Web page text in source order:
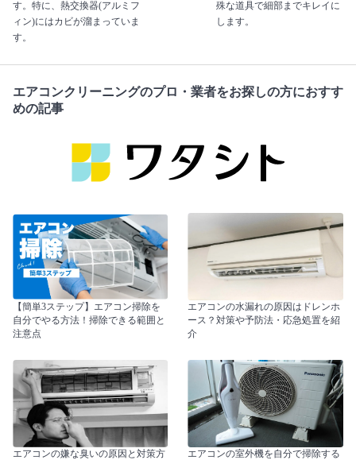
す。特に、熱交換器(アルミフ
ィン)にはカビが溜まっていま
す。
殊な道具で細部までキレイに
します。
エアコンクリーニングのプロ・業者をお探しの方におすす
めの記事
【簡単3ステップ】エアコン掃除を
自分でやる方法！掃除できる範囲と
注意点
エアコンの水漏れの原因はドレンホ
ース？対策や予防法・応急処置を紹
介
エアコンの嫌な臭いの原因と対策方
エアコンの室外機を自分で掃除する